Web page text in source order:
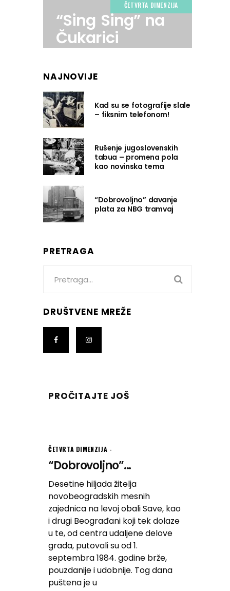
ČETVRTA DIMENZIJA
“Sing Sing” na
Čukarici
NAJNOVIJE
Kad su se fotografije slale
– fiksnim telefonom!
Rušenje jugoslovenskih
tabua – promena pola
kao novinska tema
“Dobrovoljno” davanje
plata za NBG tramvaj
PRETRAGA
DRUŠTVENE MREŽE
PROČITAJTE JOŠ
ČETVRTA DIMENZIJA
“Dobrovoljno”...
Desetine hiljada žitelja
novobeogradskih mesnih
zajednica na levoj obali Save, kao
i drugi Beograđani koji tek dolaze
u te, od centra udaljene delove
grada, putovali su od 1.
septembra 1984. godine brže,
pouzdanije i udobnije. Tog dana
puštena je u